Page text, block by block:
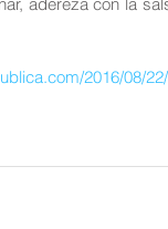
adereza con la
2016/08/